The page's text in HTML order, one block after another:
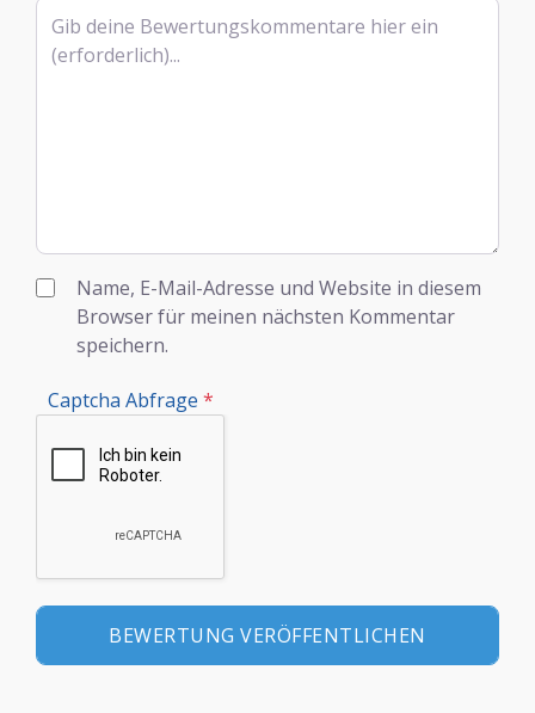
Rezensionstext
Name, E-Mail-Adresse und Website in diesem
Browser für meinen nächsten Kommentar
speichern.
Captcha Abfrage *